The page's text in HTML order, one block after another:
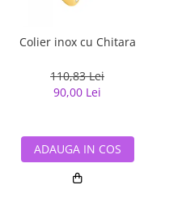
Colier inox cu Chitara
110,83 Lei
90,00 Lei
ADAUGA IN COS